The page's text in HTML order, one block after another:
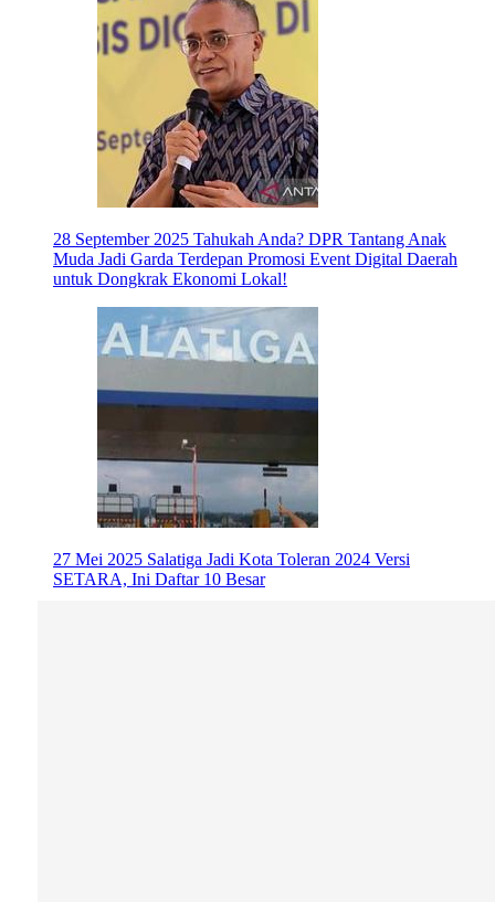
28 September 2025 Tahukah Anda? DPR Tantang Anak
Muda Jadi Garda Terdepan Promosi Event Digital Daerah
untuk Dongkrak Ekonomi Lokal!
27 Mei 2025 Salatiga Jadi Kota Toleran 2024 Versi
SETARA, Ini Daftar 10 Besar